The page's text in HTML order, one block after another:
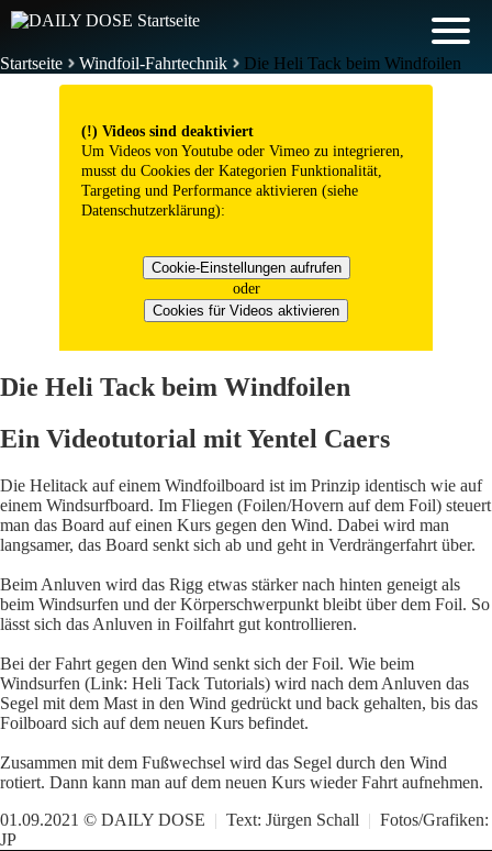
Startseite Windfoil-Fahrtechnik Die Heli Tack beim Windfoilen
(!) Videos sind deaktiviert
Um Videos von Youtube oder Vimeo zu integrieren,
musst du Cookies der Kategorien Funktionalität,
Targeting und Performance aktivieren (siehe
Datenschutzerklärung):
Cookie-Einstellungen aufrufen
oder
Cookies für Videos aktivieren
Die Heli Tack beim Windfoilen
Ein Videotutorial mit Yentel Caers
Die Helitack auf einem Windfoilboard ist im Prinzip identisch wie auf
einem Windsurfboard. Im Fliegen (Foilen/Hovern auf dem Foil) steuert
man das Board auf einen Kurs gegen den Wind. Dabei wird man
langsamer, das Board senkt sich ab und geht in Verdrängerfahrt über.
Beim Anluven wird das Rigg etwas stärker nach hinten geneigt als
beim Windsurfen und der Körperschwerpunkt bleibt über dem Foil. So
lässt sich das Anluven in Foilfahrt gut kontrollieren.
Bei der Fahrt gegen den Wind senkt sich der Foil. Wie beim
Windsurfen (Link: Heli Tack Tutorials) wird nach dem Anluven das
Segel mit dem Mast in den Wind gedrückt und back gehalten, bis das
Foilboard sich auf dem neuen Kurs befindet.
Zusammen mit dem Fußwechsel wird das Segel durch den Wind
rotiert. Dann kann man auf dem neuen Kurs wieder Fahrt aufnehmen.
01.09.2021 © DAILY DOSE | Text: Jürgen Schall | Fotos/Grafiken:
JP